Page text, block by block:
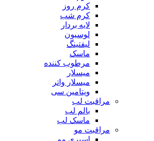
کرم روز
کرم شب
لایه بردار
لوسیون
لیفتینگ
ماسک
مرطوب کننده
میسلار
میسلار واتر
ویتامین سی
مراقبت لب
بالم لب
ماسک لب
مراقبت مو